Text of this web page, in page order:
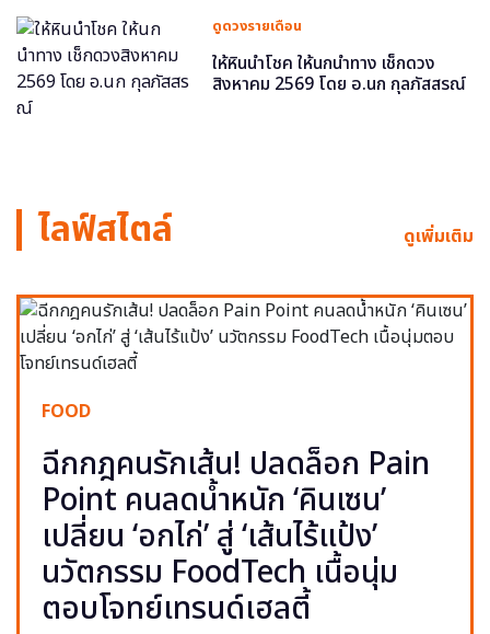
ดูดวงรายเดือน
ให้หินนำโชค ให้นกนำทาง เช็กดวง
สิงหาคม 2569 โดย อ.นก กุลภัสสรณ์
ไลฟ์สไตล์ ดูเพิ่มเติม
FOOD
ฉีกกฎคนรักเส้น! ปลดล็อก Pain
Point คนลดน้ำหนัก ‘คินเซน’
เปลี่ยน ‘อกไก่’ สู่ ‘เส้นไร้แป้ง’
นวัตกรรม FoodTech เนื้อนุ่ม
ตอบโจทย์เทรนด์เฮลตี้